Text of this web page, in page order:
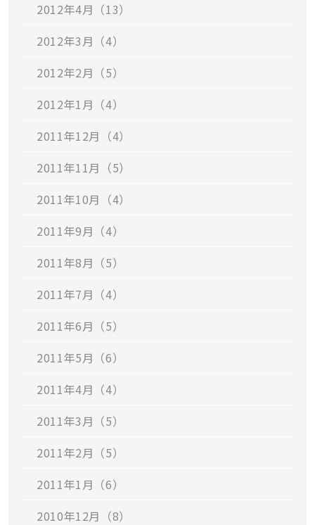
2012年4月（13）
2012年3月（4）
2012年2月（5）
2012年1月（4）
2011年12月（4）
2011年11月（5）
2011年10月（4）
2011年9月（4）
2011年8月（5）
2011年7月（4）
2011年6月（5）
2011年5月（6）
2011年4月（4）
2011年3月（5）
2011年2月（5）
2011年1月（6）
2010年12月（8）